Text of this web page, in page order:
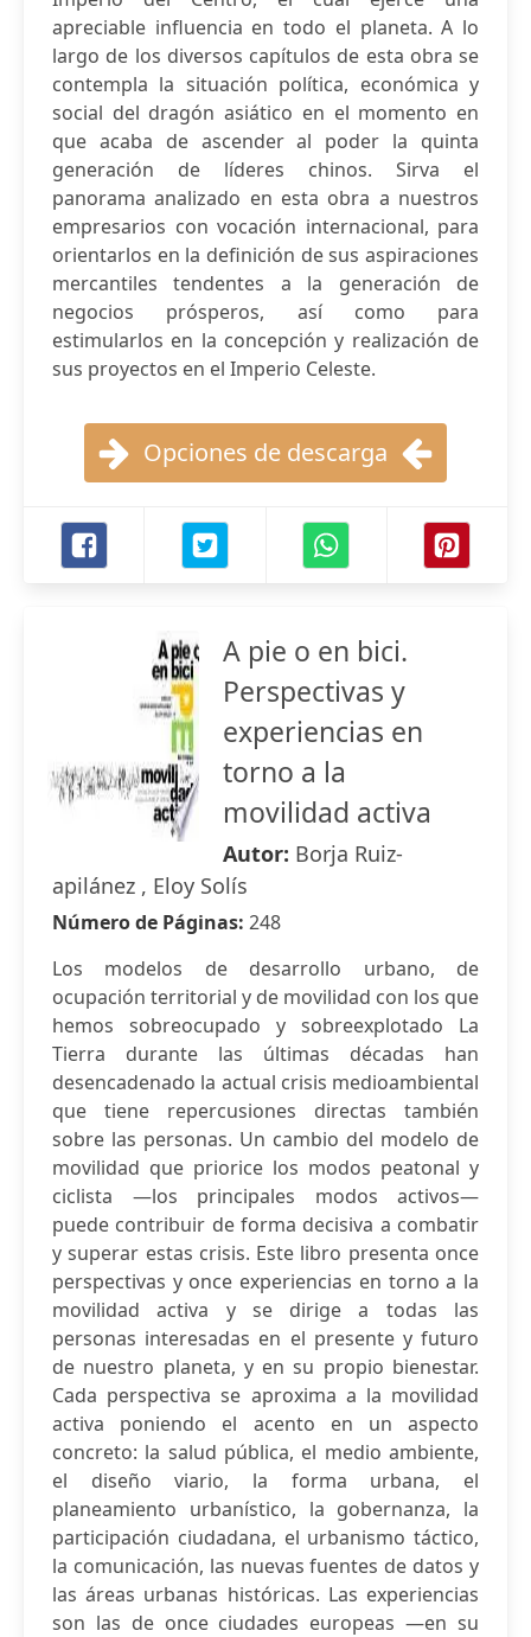
apreciable influencia en todo el planeta. A lo
largo de los diversos capítulos de esta obra se
contempla la situación política, económica y
social del dragón asiático en el momento en
que acaba de ascender al poder la quinta
generación de líderes chinos. Sirva el
panorama analizado en esta obra a nuestros
empresarios con vocación internacional, para
orientarlos en la definición de sus aspiraciones
mercantiles tendentes a la generación de
negocios prósperos, así como para
estimularlos en la concepción y realización de
sus proyectos en el Imperio Celeste.
Opciones de descarga
A pie o en bici.
Perspectivas y
experiencias en
torno a la
movilidad activa
Autor: Borja Ruiz-
apilánez , Eloy Solís
Número de Páginas: 248
Los modelos de desarrollo urbano, de
ocupación territorial y de movilidad con los que
hemos sobreocupado y sobreexplotado La
Tierra durante las últimas décadas han
desencadenado la actual crisis medioambiental
que tiene repercusiones directas también
sobre las personas. Un cambio del modelo de
movilidad que priorice los modos peatonal y
ciclista —los principales modos activos—
puede contribuir de forma decisiva a combatir
y superar estas crisis. Este libro presenta once
perspectivas y once experiencias en torno a la
movilidad activa y se dirige a todas las
personas interesadas en el presente y futuro
de nuestro planeta, y en su propio bienestar.
Cada perspectiva se aproxima a la movilidad
activa poniendo el acento en un aspecto
concreto: la salud pública, el medio ambiente,
el diseño viario, la forma urbana, el
planeamiento urbanístico, la gobernanza, la
participación ciudadana, el urbanismo táctico,
la comunicación, las nuevas fuentes de datos y
las áreas urbanas históricas. Las experiencias
son las de once ciudades europeas —en su